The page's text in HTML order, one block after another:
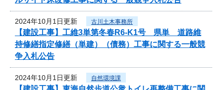
2024年10月1日更新 古川土木事務所
【建設工事】工維3単第冬春R6-K1号 県単 道路維
持修繕指定修繕（単建）（債務）工事に関する一般競
争入札公告
2024年10月1日更新 自然環境課